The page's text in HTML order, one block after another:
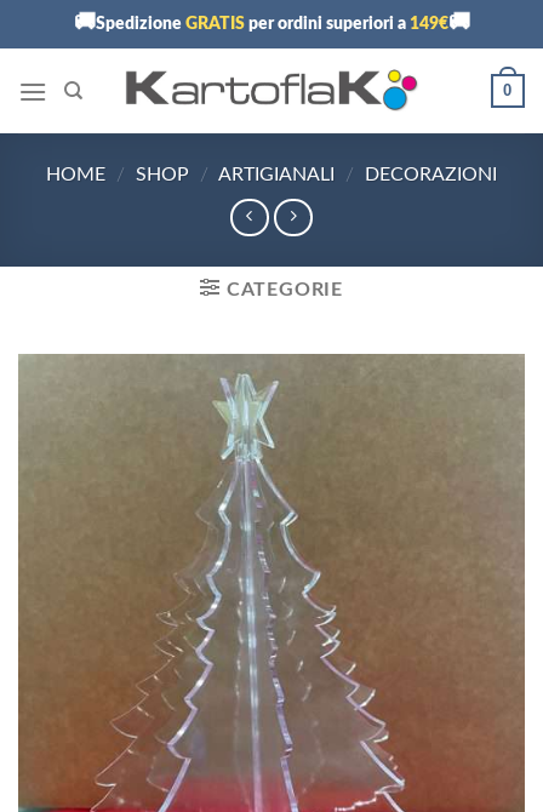
🚚Spedizione GRATISper ordini superiori a 149€🚚
0
HOME / SHOP / ARTIGIANALI / DECORAZIONI
CATEGORIE